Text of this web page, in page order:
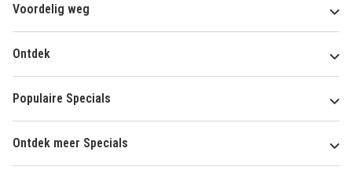
Voordelig weg
Ontdek
Populaire Specials
Ontdek meer Specials